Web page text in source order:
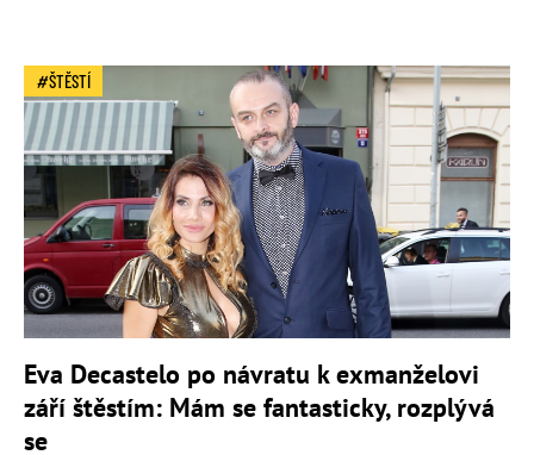
ŠTĚSTÍ
Eva Decastelo po návratu k exmanželovi
září štěstím: Mám se fantasticky, rozplývá
se